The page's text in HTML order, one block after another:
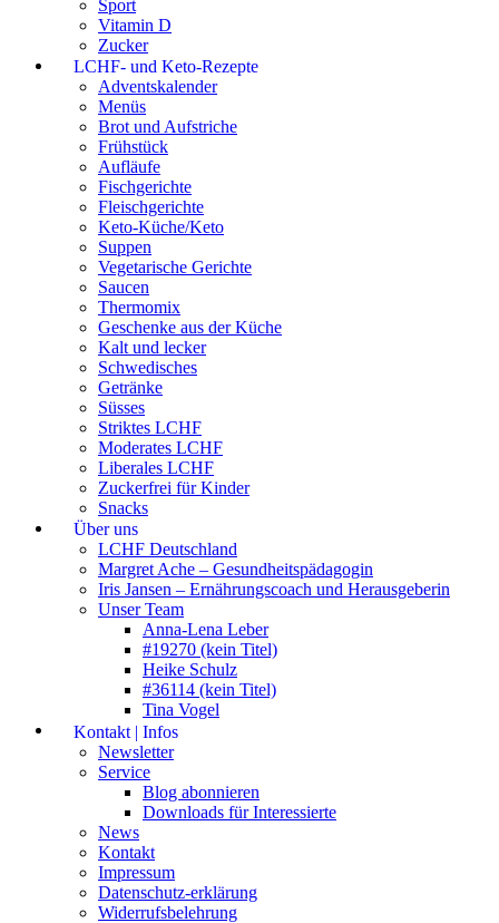
Sport
Vitamin D
Zucker
LCHF- und Keto-Rezepte
Adventskalender
Menüs
Brot und Aufstriche
Frühstück
Aufläufe
Fischgerichte
Fleischgerichte
Keto-Küche/Keto
Suppen
Vegetarische Gerichte
Saucen
Thermomix
Geschenke aus der Küche
Kalt und lecker
Schwedisches
Getränke
Süsses
Striktes LCHF
Moderates LCHF
Liberales LCHF
Zuckerfrei für Kinder
Snacks
Über uns
LCHF Deutschland
Margret Ache – Gesundheitspädagogin
Iris Jansen – Ernährungscoach und Herausgeberin
Unser Team
Anna-Lena Leber
#19270 (kein Titel)
Heike Schulz
#36114 (kein Titel)
Tina Vogel
Kontakt | Infos
Newsletter
Service
Blog abonnieren
Downloads für Interessierte
News
Kontakt
Impressum
Datenschutz-erklärung
Widerrufsbelehrung